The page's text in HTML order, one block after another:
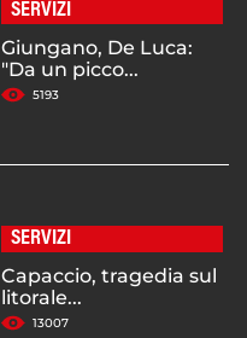
SERVIZI
Giungano, De Luca:
"Da un picco...
5193
SERVIZI
Capaccio, tragedia sul
litorale...
13007